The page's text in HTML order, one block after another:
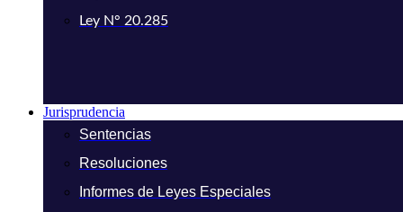
Ley N° 20.285
Jurisprudencia
Sentencias
Resoluciones
Informes de Leyes Especiales